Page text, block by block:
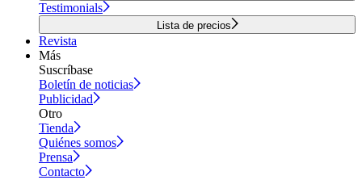
Testimonials
Lista de precios
Revista
Más
Suscríbase
Boletín de noticias
Publicidad
Otro
Tienda
Quiénes somos
Prensa
Contacto